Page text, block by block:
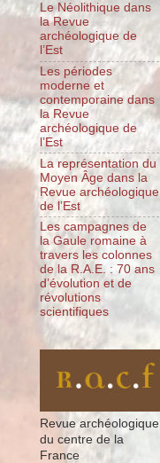
Le Néolithique dans
la Revue
archéologique de
l’Est
Les périodes
moderne et
contemporaine dans
la Revue
archéologique de
l’Est
La représentation du
Moyen Âge dans la
Revue archéologique
de l’Est
Les campagnes de
la Gaule romaine à
travers les colonnes
de la R.A.E. : 70 ans
d’évolution et de
révolutions
scientifiques
Revue archéologique
du centre de la
France